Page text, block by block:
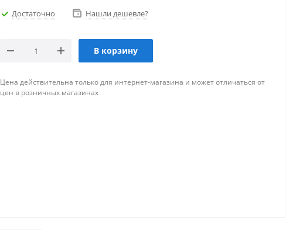
Достаточно Нашли дешевле?
В корзину
Цена действительна только для интернет-магазина и может отличаться от
цен в розничных магазинах